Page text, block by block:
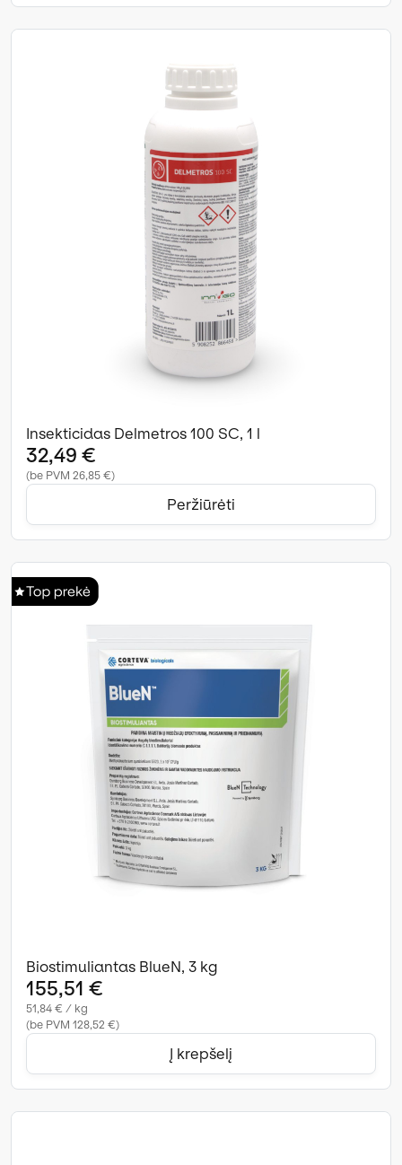
Insekticidas Delmetros 100 SC, 1 l
32,49 €
(be PVM 26,85 €)
Peržiūrėti
Biostimuliantas BlueN, 3 kg
155,51 €
51,84 € / kg
(be PVM 128,52 €)
Į krepšelį